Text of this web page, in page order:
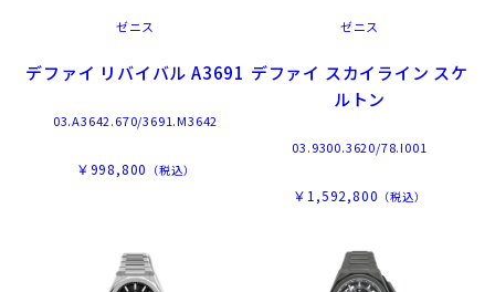
ゼニス
デファイ リバイバル A3691
03.A3642.670/3691.M3642
￥998,800 （税込）
ゼニス
デファイ スカイライン スケ
ルトン
03.9300.3620/78.I001
￥1,592,800 （税込）